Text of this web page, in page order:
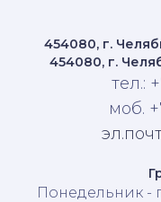
454080, г.
454080, г.
тел.:
моб.
Понедельник -